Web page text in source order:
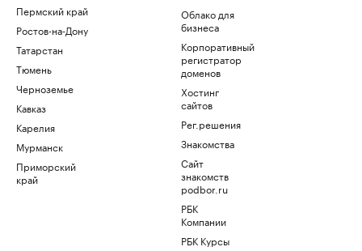
Пермский край
Ростов-на-Дону
Татарстан
Тюмень
Черноземье
Кавказ
Карелия
Мурманск
Приморский
край
Облако для
бизнеса
Корпоративный
регистратор
доменов
Хостинг
сайтов
Рег.решения
Знакомства
Сайт
знакомств
podbor.ru
РБК
Компании
РБК Курсы